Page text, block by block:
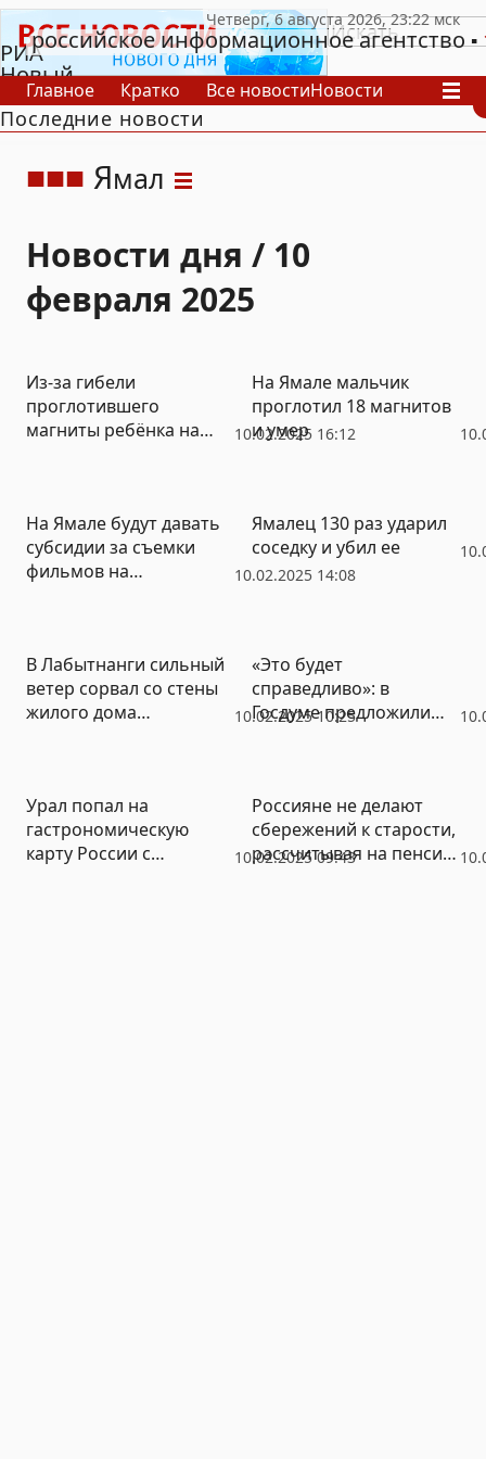
РИА
Новый
День
российское информационное агентство
Главное Кратко Все новостиНовости
В России
В мире
Последние новости
Ямал
Новости дня / 10
февраля 2025
10.02.2025 16:12
Из-за гибели
проглотившего
магниты ребёнка на
На Ямале мальчик
проглотил 18 магнитов
и умер
10.02.2025 14:08
На Ямале будут давать
субсидии за съемки
фильмов на
Ямалец 130 раз ударил
соседку и убил ее
10.02.2025 10:25
В Лабытнанги сильный
ветер сорвал со стены
жилого дома
«Это будет
справедливо»: в
Госдуме предложили
10.02.2025 09:43
Урал попал на
гастрономическую
карту России с
Россияне не делают
сбережений к старости,
рассчитывая на пенсию